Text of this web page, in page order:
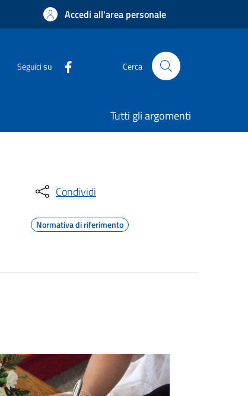
Accedi all'area personale
Seguici su Cerca
Tutti gli argomenti
Condividi
Normativa di riferimento